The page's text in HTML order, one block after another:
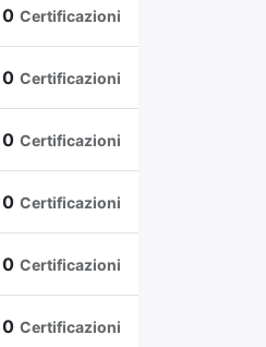
0 Certificazioni
0 Certificazioni
0 Certificazioni
0 Certificazioni
0 Certificazioni
0 Certificazioni